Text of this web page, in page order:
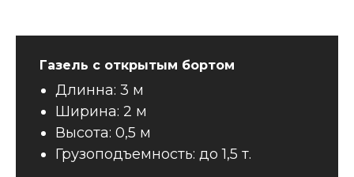
Газель с открытым бортом
Длинна: 3 м
Ширина: 2 м
Высота: 0,5 м
Грузоподъемность: до 1,5 т.